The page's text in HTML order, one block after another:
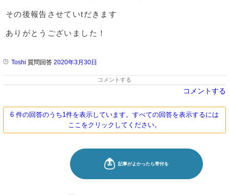
その後報告させていtだきます
ありがとうございました！
Toshi 質問回答 2020年3月30日
コメントする
コメントする
6 件の回答のうち1件を表示しています。すべての回答を表示するには
ここをクリックしてください。